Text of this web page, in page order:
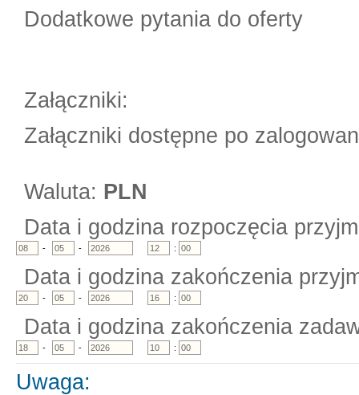
Dodatkowe pytania do oferty
Załączniki:
Załączniki dostępne po
Waluta: PLN
Data i godzina rozpoczęcia
- - :
Data i godzina zakończenia
- - :
Data i godzina zakończenia
- - :
Uwaga: